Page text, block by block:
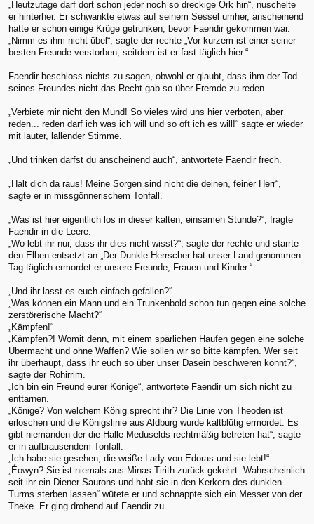
„Heutzutage darf dort schon jeder noch so dreckige Ork hin“, nuschelte
er hinterher. Er schwankte etwas auf seinem Sessel umher, anscheinend
hatte er schon einige Krüge getrunken, bevor Faendir gekommen war.
„Nimm es ihm nicht übel“, sagte der rechte „Vor kurzem ist einer seiner
besten Freunde verstorben, seitdem ist er fast täglich hier.“
Faendir beschloss nichts zu sagen, obwohl er glaubt, dass ihm der Tod
seines Freundes nicht das Recht gab so über Fremde zu reden.
„Verbiete mir nicht den Mund! So vieles wird uns hier verboten, aber
reden... reden darf ich was ich will und so oft ich es will!“ sagte er wieder
mit lauter, lallender Stimme.
„Und trinken darfst du anscheinend auch“, antwortete Faendir frech.
„Halt dich da raus! Meine Sorgen sind nicht die deinen, feiner Herr“,
sagte er in missgönnerischem Tonfall.
„Was ist hier eigentlich los in dieser kalten, einsamen Stunde?“, fragte
Faendir in die Leere.
„Wo lebt ihr nur, dass ihr dies nicht wisst?“, sagte der rechte und starrte
den Elben entsetzt an „Der Dunkle Herrscher hat unser Land genommen.
Tag täglich ermordet er unsere Freunde, Frauen und Kinder.“
„Und ihr lasst es euch einfach gefallen?“
„Was können ein Mann und ein Trunkenbold schon tun gegen eine solche
zerstörerische Macht?“
„Kämpfen!“
„Kämpfen?! Womit denn, mit einem spärlichen Haufen gegen eine solche
Übermacht und ohne Waffen? Wie sollen wir so bitte kämpfen. Wer seit
ihr überhaupt, dass ihr euch so über unser Dasein beschweren könnt?“,
sagte der Rohirrim.
„Ich bin ein Freund eurer Könige“, antwortete Faendir um sich nicht zu
enttarnen.
„Könige? Von welchem König sprecht ihr? Die Linie von Theoden ist
erloschen und die Königslinie aus Aldburg wurde kaltblütig ermordet. Es
gibt niemanden der die Halle Meduselds rechtmäßig betreten hat“, sagte
er in aufbrausendem Tonfall.
„Ich habe sie gesehen, die weiße Lady von Edoras und sie lebt!“
„Éowyn? Sie ist niemals aus Minas Tirith zurück gekehrt. Wahrscheinlich
seit ihr ein Diener Saurons und habt sie in den Kerkern des dunklen
Turms sterben lassen“ wütete er und schnappte sich ein Messer von der
Theke. Er ging drohend auf Faendir zu.